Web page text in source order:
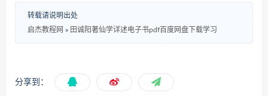
转载请说明出处
启杰教程网 » 田诚阳著仙学详述电子书pdf百度网盘下载学习
分享到：